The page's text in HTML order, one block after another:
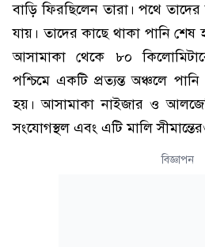
বাড়ি ফিরছিলেন তারা। পথে
যায়। তাদের কাছে থাকা পানি শেষ
আসামাকা থেকে ৮০
পশ্চিমে একটি প্রত্যন্ত অঞ্চলে
হয়। আসামাকা নাইজার ও
সংযোগস্থল এবং এটি মালি
বিজ্ঞাপন